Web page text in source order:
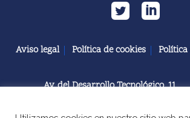
Aviso legal Política de cookies
Av. del Desarrollo Tecnológico, 11